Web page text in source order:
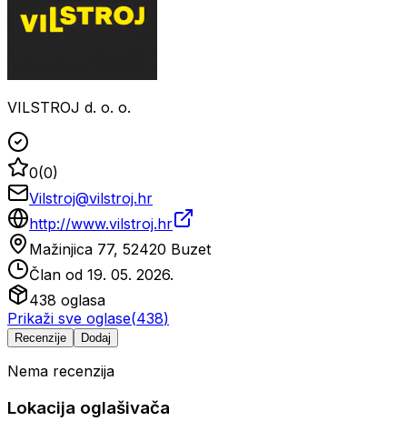
VILSTROJ d. o. o.
0(0)
Vilstroj@vilstroj.hr
http://www.vilstroj.hr
Mažinjica 77, 52420 Buzet
Član od 19. 05. 2026.
438 oglasa
Prikaži sve oglase(438)
Recenzije Dodaj
Nema recenzija
Lokacija oglašivača